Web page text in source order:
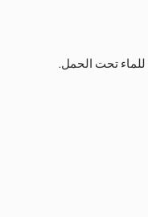
تحت الحمل.